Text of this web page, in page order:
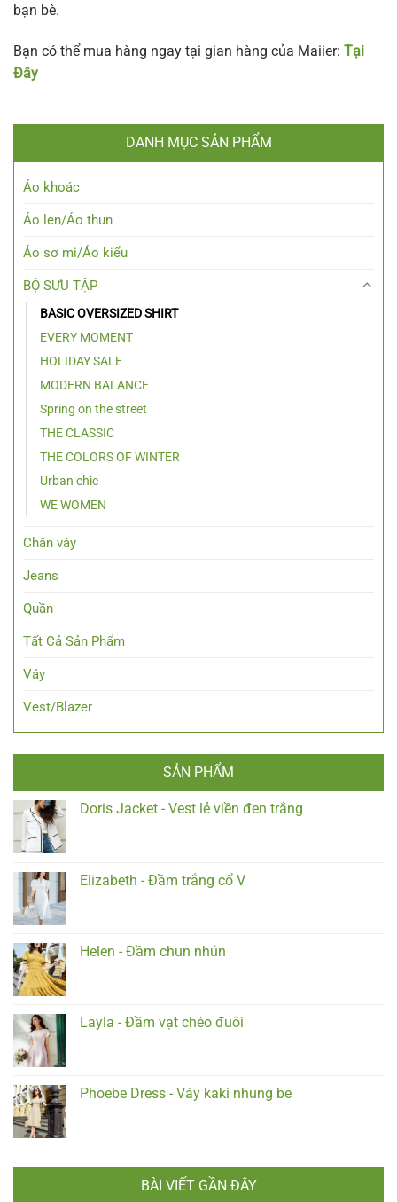
bạn bè.
Bạn có thể mua hàng ngay tại gian hàng của Maiier: Tại
Đây
DANH MỤC SẢN PHẨM
Áo khoác
Áo len/Áo thun
Áo sơ mi/Áo kiểu
BỘ SƯU TẬP
BASIC OVERSIZED SHIRT
EVERY MOMENT
HOLIDAY SALE
MODERN BALANCE
Spring on the street
THE CLASSIC
THE COLORS OF WINTER
Urban chic
WE WOMEN
Chân váy
Jeans
Quần
Tất Cả Sản Phẩm
Váy
Vest/Blazer
SẢN PHẨM
Doris Jacket - Vest lẻ viền đen trắng
Elizabeth - Đầm trắng cổ V
Helen - Đầm chun nhún
Layla - Đầm vạt chéo đuôi
Phoebe Dress - Váy kaki nhung be
BÀI VIẾT GẦN ĐÂY